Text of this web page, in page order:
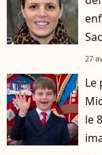
27
Le
le